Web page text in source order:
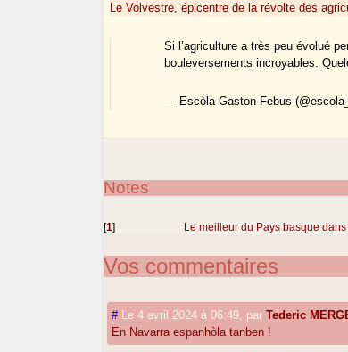
Le Volvestre, épicentre de la révolte des
Si l’agriculture a très peu évolué
bouleversements incroyables.
— Escòla Gaston Febus
Notes
[1] Le meilleur du Pays basque dans
Vos commentaires
# Le 4 avril 2024 à 06:49 parTederic
En Navarra espanhòla tanben !